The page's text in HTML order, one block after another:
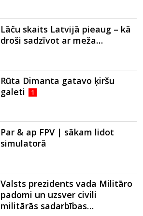
Lāču skaits Latvijā pieaug – kā
droši sadzīvot ar meža…
Rūta Dimanta gatavo ķiršu
galeti
1
Par & ap FPV | sākam lidot
simulatorā
Valsts prezidents vada Militāro
padomi un uzsver civili
militārās sadarbības…